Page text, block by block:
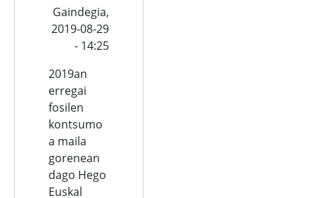
Gaindegia,
2019-08-29
- 14:25
2019an
erregai
fosilen
kontsumo
a maila
gorenean
dago Hego
Euskal